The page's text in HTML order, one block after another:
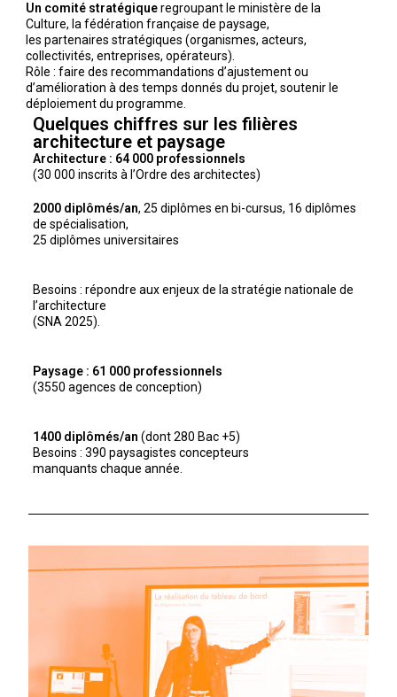
Un comité stratégiqueregroupant le ministère de la
Culture, la fédération française de paysage,
les partenaires stratégiques (organismes, acteurs,
collectivités, entreprises, opérateurs).
Rôle : faire des recommandations d’ajustement ou
d’amélioration à des temps donnés du projet, soutenir le
déploiement du programme.
Quelques chiffres sur les filières
architecture et paysage
Architecture : 64 000 professionnels
(30 000 inscrits à l’Ordre des architectes)
2000 diplômés/an, 25 diplômes en bi-cursus, 16 diplômes
de spécialisation,
25 diplômes universitaires
Besoins : répondre aux enjeux de la stratégie nationale de
l’architecture
(SNA 2025).
Paysage : 61 000 professionnels
(3550 agences de conception)
1400 diplômés/an (dont 280 Bac +5)
Besoins : 390 paysagistes concepteurs
manquants chaque année.